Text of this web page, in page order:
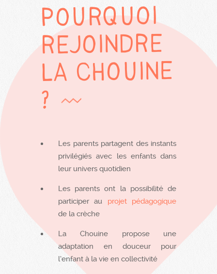
Pourquoi
rejoindre
la Chouine
?
Les parents partagent des instants
privilégiés avec les enfants dans
leur univers quotidien
Les parents ont la possibilité de
participer au projet pédagogique
de la crèche
La Chouine propose une
adaptation en douceur pour
l’enfant à la vie en collectivité